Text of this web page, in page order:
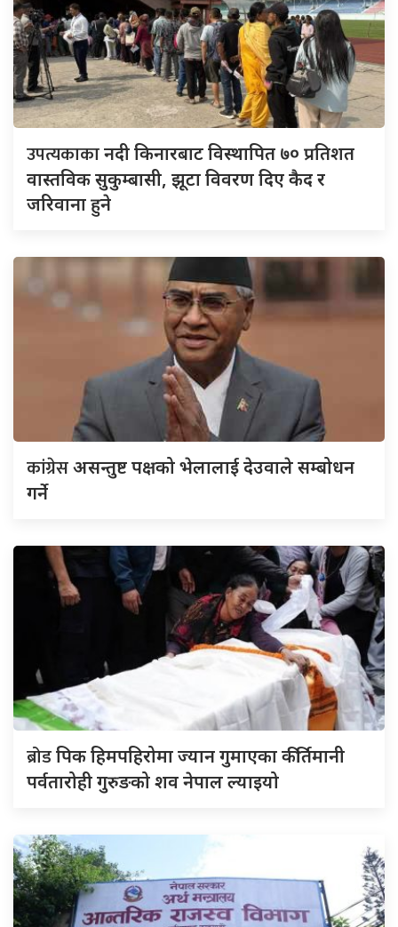
उपत्यकाकानदी किनारबाट विस्थापित ७० प्रतिशत
वास्तविक सुकुम्बासी, झूटा विवरण दिए कैद र
जरिवाना हुने
कांग्रेसअसन्तुष्ट पक्षको भेलालाई देउवाले सम्बोधन
गर्ने
ब्रोडपिक हिमपहिरोमा ज्यान गुमाएका कीर्तिमानी
पर्वतारोही गुरुङको शव नेपाल ल्याइयो